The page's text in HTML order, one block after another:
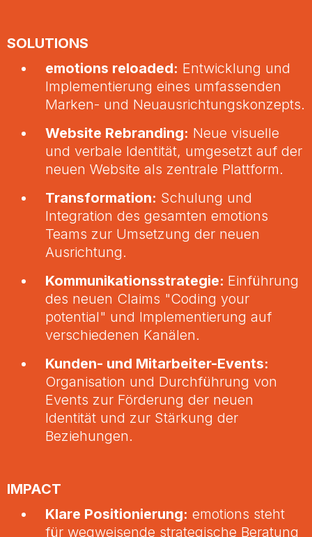
SOLUTIONS
emotions reloaded: Entwicklung und
Implementierung eines umfassenden
Marken- und Neuausrichtungskonzepts.
Website Rebranding: Neue visuelle
und verbale Identität, umgesetzt auf der
neuen Website als zentrale Plattform.
Transformation: Schulung und
Integration des gesamten emotions
Teams zur Umsetzung der neuen
Ausrichtung.
Kommunikationsstrategie: Einführung
des neuen Claims "Coding your
potential" und Implementierung auf
verschiedenen Kanälen.
Kunden- und Mitarbeiter-Events:
Organisation und Durchführung von
Events zur Förderung der neuen
Identität und zur Stärkung der
Beziehungen.
IMPACT
Klare Positionierung: emotions steht
für wegweisende strategische Beratung